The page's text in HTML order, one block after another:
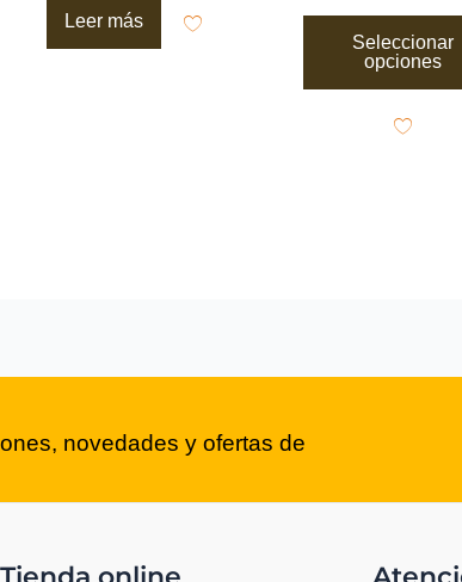
Leer más
Seleccionar
opciones
novedades y ofertas de